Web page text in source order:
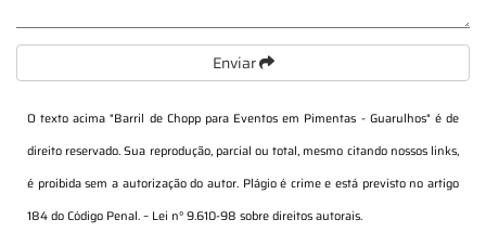
Enviar
O texto acima "Barril de Chopp para Eventos em Pimentas - Guarulhos" é de
direito reservado. Sua reprodução, parcial ou total, mesmo citando nossos links,
é proibida sem a autorização do autor. Plágio é crime e está previsto no artigo
184 do Código Penal. – Lei n° 9.610-98 sobre direitos autorais.